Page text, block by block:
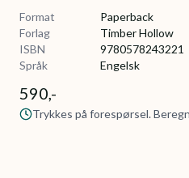
Format
Paperback
Forlag
Timber Hollow
ISBN
9780578243221
Språk
Engelsk
590,-
Trykkes på forespørsel.